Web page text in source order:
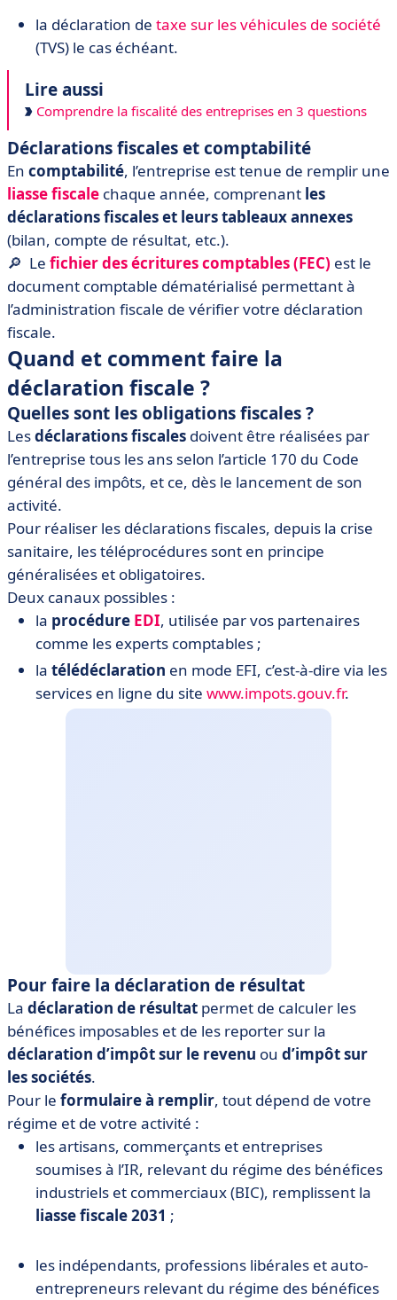
la déclaration de taxe sur les véhicules de société
(TVS) le cas échéant.
Lire aussi
Comprendre la fiscalité des entreprises en 3 questions
Déclarations fiscales et comptabilité
En comptabilité, l’entreprise est tenue de remplir une
liasse fiscale chaque année, comprenant les
déclarations fiscales et leurs tableaux annexes
(bilan, compte de résultat, etc.).
🔎 Le fichier des écritures comptables (FEC) est le
document comptable dématérialisé permettant à
l’administration fiscale de vérifier votre déclaration
fiscale.
Quand et comment faire la
déclaration fiscale ?
Quelles sont les obligations fiscales ?
Lesdéclarations fiscales doivent être réalisées par
l’entreprise tous les ans selon l’article 170 du Code
général des impôts, et ce, dès le lancement de son
activité.
Pour réaliser les déclarations fiscales, depuis la crise
sanitaire, les téléprocédures sont en principe
généralisées et obligatoires.
Deux canaux possibles :
la procédure EDI, utilisée par vos partenaires
comme les experts comptables ;
la télédéclaration en mode EFI, c’est-à-dire via les
services en ligne du site www.impots.gouv.fr.
Pour faire la déclaration de résultat
La déclaration de résultat permet de calculer les
bénéfices imposables et de les reporter sur la
déclaration d’impôt sur le revenu ou d’impôt sur
les sociétés.
Pour le formulaire à remplir, tout dépend de votre
régime et de votre activité :
les artisans, commerçants et entreprises
soumises à l’IR, relevant du régime des bénéfices
industriels et commerciaux (BIC), remplissent la
liasse fiscale 2031 ;
les indépendants, professions libérales et auto-
entrepreneurs relevant du régime des bénéfices